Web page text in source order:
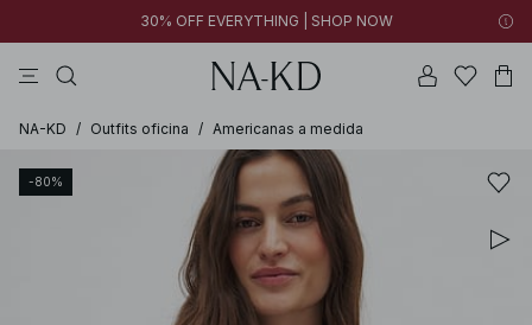
30% OFF EVERYTHING | SHOP NOW
NA-KD / Outfits oficina / Americanas a medida
-80%